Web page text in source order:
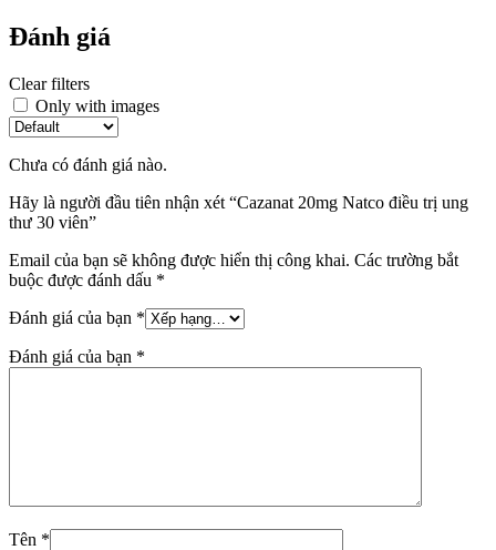
Đánh giá
Clear filters
Only with images
Chưa có đánh giá nào.
Hãy là người đầu tiên nhận xét “Cazanat 20mg Natco điều trị ung
thư 30 viên”
Email của bạn sẽ không được hiển thị công khai. Các trường bắt
buộc được đánh dấu *
Đánh giá của bạn *
Đánh giá của bạn *
Tên *